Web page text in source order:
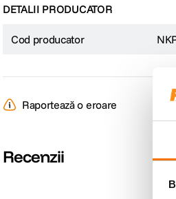
DETALII PRODUCATOR
Cod producator
Raportează o eroare
Recenzii